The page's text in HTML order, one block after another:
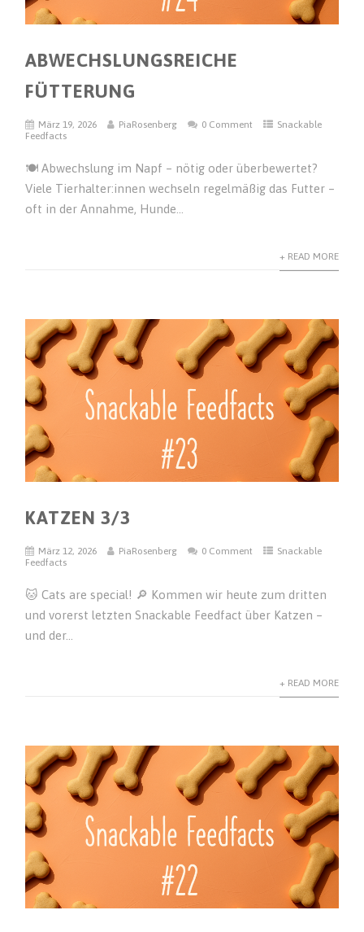
ABWECHSLUNGSREICHE
FÜTTERUNG
März 19, 2026 PiaRosenberg 0 Comment
Snackable
Feedfacts
🍽️ Abwechslung im Napf – nötig oder überbewertet?
Viele Tierhalter:innen wechseln regelmäßig das Futter –
oft in der Annahme, Hunde...
+ READ MORE
KATZEN 3/3
März 12, 2026 PiaRosenberg 0 Comment
Snackable
Feedfacts
🐱 Cats are special! 🔎 Kommen wir heute zum dritten
und vorerst letzten Snackable Feedfact über Katzen –
und der...
+ READ MORE